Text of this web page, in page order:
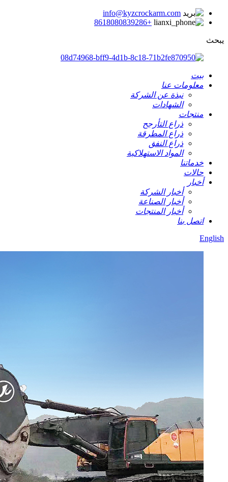
info@kyzcrockarm.com
+8618080839286
يبحث
بيت
معلومات عنا
نبذة عن الشركة
الشهادات
منتجات
ذراع التأرجح
ذراع المطرقة
ذراع النفق
المواد الاستهلاكية
خدماتنا
حالات
أخبار
أخبار الشركة
أخبار الصناعة
أخبار المنتجات
اتصل بنا
English